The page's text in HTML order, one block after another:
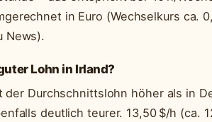
in Euro (Wechselkurs ca.
News).
Lohn in Irland?
der Durchschnittslohn höher als in
deutlich teurer. 13,50 $/h (ca.